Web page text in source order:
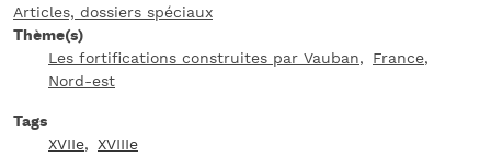
Articles, dossiers spéciaux
Thème(s)
Les fortifications construites par Vauban
France
Nord-est
Tags
XVIIe
XVIIIe